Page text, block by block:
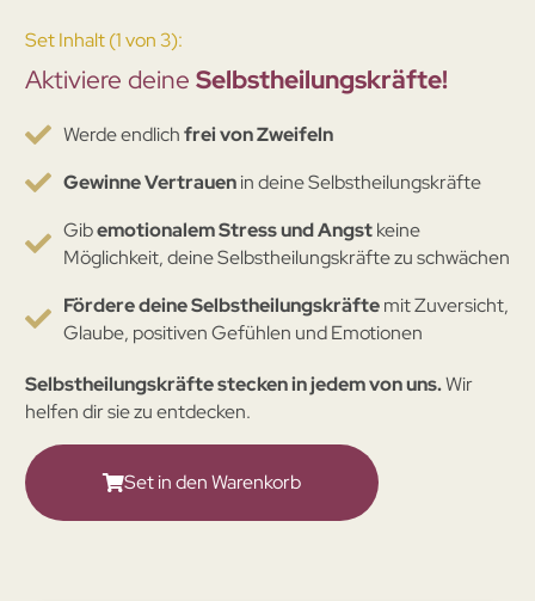
Set Inhalt (1 von 3):
Aktiviere deine Selbstheilungskräfte!
Werde endlichfrei von Zweifeln
Gewinne Vertrauenin deine Selbstheilungskräfte
Gibemotionalem Stress und Angstkeine
Möglichkeit, deine Selbstheilungskräfte zu schwächen
Fördere deine Selbstheilungskräftemit Zuversicht,
Glaube, positiven Gefühlen und Emotionen
Selbstheilungskräfte stecken in jedem von uns.Wir
helfen dir sie zu entdecken.
Set in den Warenkorb